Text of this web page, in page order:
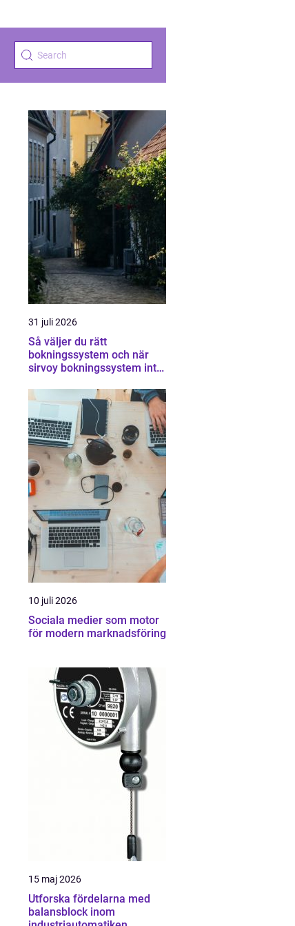
31 juli 2026
Så väljer du rätt
bokningssystem och när
sirvoy bokningssystem inte
10 juli 2026
Sociala medier som motor
för modern marknadsföring
15 maj 2026
Utforska fördelarna med
balansblock inom